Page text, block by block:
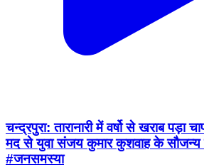
चन्द्रपुरा: तारानारी में वर्षो से खराब पड़ा
मद से युवा संजय कुमार कुशवाह के सौजन्य
#जनसमस्या